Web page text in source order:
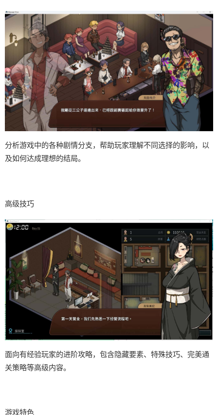
分析游戏中的各种剧情分支，帮助玩家理解不同选择的影响，以
及如何达成理想的结局。
高级技巧
面向有经验玩家的进阶攻略，包含隐藏要素、特殊技巧、完美通
关策略等高级内容。
游戏特色